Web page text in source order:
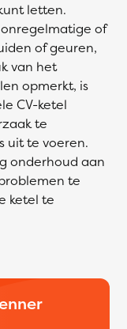
letten.
of
of geuren,
van het
opmerkt, is
CV-ketel
te
uit te voeren.
onderhoud aan
te
ketel te